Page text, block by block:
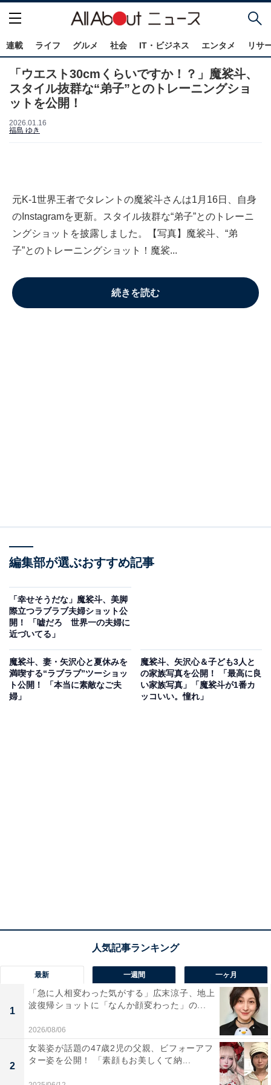
連載 ライフ グルメ 社会 IT・ビジネス エンタメ リサ
「ウエスト30cmくらいですか！？」魔裟斗、
スタイル抜群な“弟子”とのトレーニングショ
ットを公開！
2026.01.16
福島 ゆき
元K-1世界王者でタレントの魔裟斗さんは1月16日、自身
のInstagramを更新。スタイル抜群な“弟子”とのトレーニ
ングショットを披露しました。【写真】魔裟斗、“弟
子”とのトレーニングショット！魔裟...
続きを読む
編集部が選ぶおすすめ記事
「幸せそうだな」魔裟斗、美脚
際立つラブラブ夫婦ショット公
開！ 「嘘だろ 世界一の夫婦に
近づいてる」
魔裟斗、妻・矢沢心と夏休みを
満喫する“ラブラブ”ツーショッ
ト公開！ 「本当に素敵なご夫
婦」
魔裟斗、矢沢心＆子ども3人と
の家族写真を公開！ 「最高に良
い家族写真」「魔裟斗が1番カ
ッコいい。憧れ」
最新 一週間 一ヶ月
1
「急に人相変わった気がする」広末涼子、地上
波復帰ショットに「なんか顔変わった」の...
2026/08/06
2
女装姿が話題の47歳2児の父親、ビフォーアフ
ター姿を公開！ 「素顔もお美しくて納...